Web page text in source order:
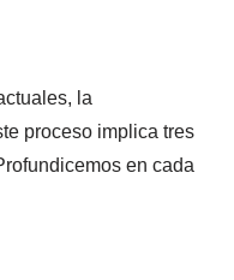
la
proceso implica tres
en cada